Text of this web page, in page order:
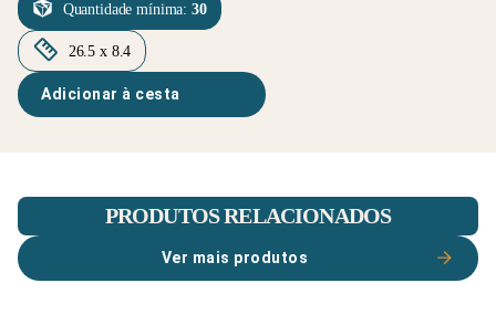
Quantidade mínima: 30
26.5 x 8.4
Adicionar à cesta
PRODUTOS RELACIONADOS
Ver mais produtos